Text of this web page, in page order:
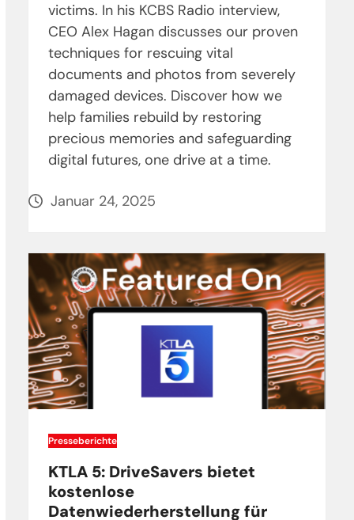
victims. In his KCBS Radio interview,
CEO Alex Hagan discusses our proven
techniques for rescuing vital
documents and photos from severely
damaged devices. Discover how we
help families rebuild by restoring
precious memories and safeguarding
digital futures, one drive at a time.
Januar 24, 2025
Presseberichte
KTLA 5: DriveSavers bietet
kostenlose
Datenwiederherstellung für